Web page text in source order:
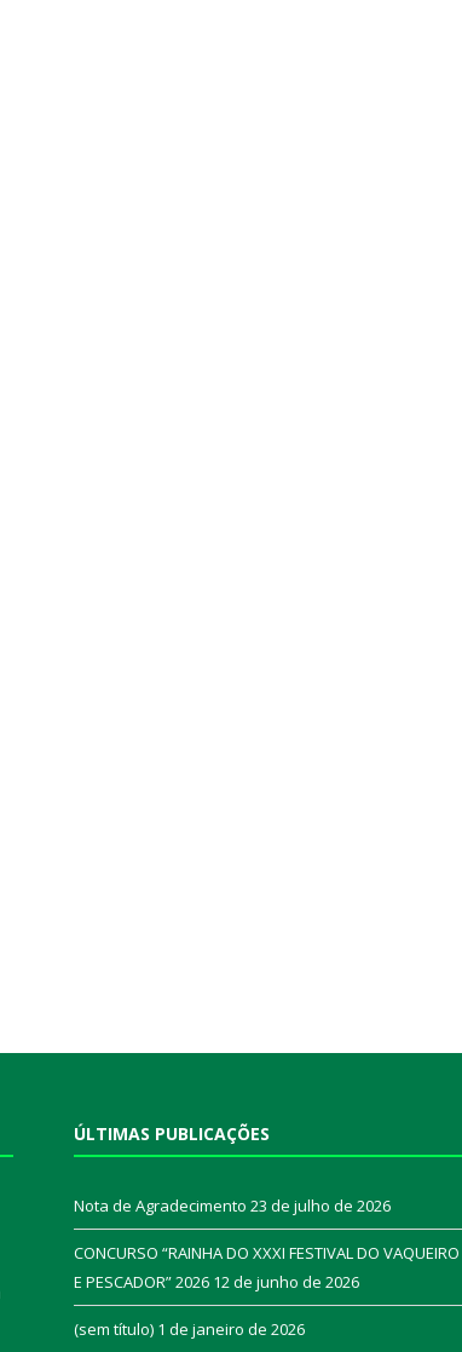
ÚLTIMAS PUBLICAÇÕES
Nota de Agradecimento 23 de julho de 2026
CONCURSO “RAINHA DO XXXI FESTIVAL DO VAQUEIRO
E PESCADOR” 2026 12 de junho de 2026
(sem título) 1 de janeiro de 2026